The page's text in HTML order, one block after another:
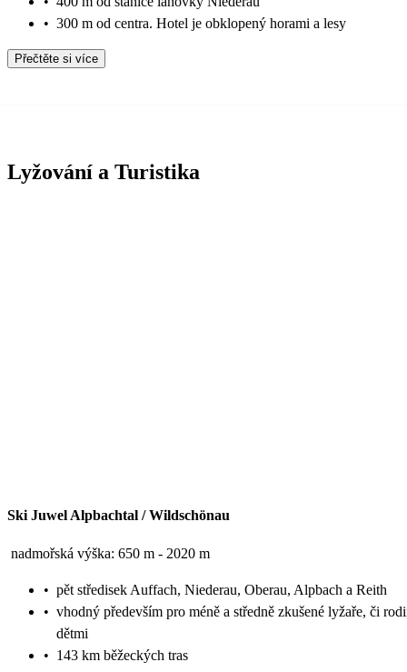
• 300 m od centra. Hotel je obklopený horami a lesy
Přečtěte si více
Lyžování a Turistika
Ski Juwel Alpbachtal / Wildschönau
nadmořská výška: 650 m - 2020 m
• pět středisek Auffach, Niederau, Oberau, Alpbach a Reith
• vhodný především pro méně a středně zkušené lyžaře, či
dětmi
• 143 km běžeckých tras